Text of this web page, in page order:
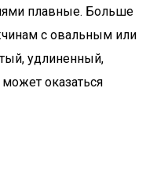
плавные. Больше
с овальным или
удлиненный,
оказаться